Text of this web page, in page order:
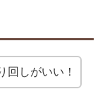
回しがいい！